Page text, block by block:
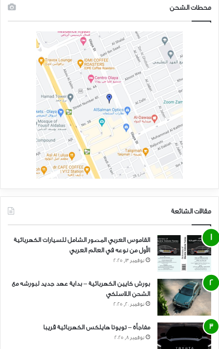
محطات الشحن
مقالات الشائعة
القاموس العربي المصور الشامل للسيارات الكهربائية
الأول من نوعه في العالم العربي
نوفمبر 13, 2025
بورش كايين الكهربائية – بداية عهد جديد لبورشه مع
الشحن اللاسلكي
نوفمبر 20, 2025
مفاجأة – تويوتا هايلكس الكهربائية قريبا
نوفمبر 8, 2025